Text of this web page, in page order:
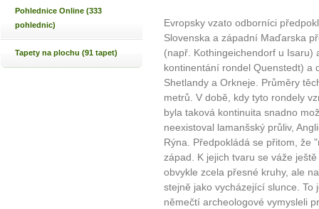
Pohlednice Online (333
pohlednic)
Tapety na plochu (91 tapet)
Evropsky vzato odborníci
Slovenska a západní Maďarska
(např. Kothingeichendorf u
kontinentání rondel Quenstedt) a
Shetlandy a Orkneje. Průměry
metrů. V době, kdy tyto rondely
byla taková kontinuita snadno
neexistoval lamanšský průliv,
Rýna. Předpokládá se přitom, že
západ. K jejich tvaru se váže
obvykle zcela přesné kruhy, ale
stejně jako vycházející slunce. To
němečtí archeologové vymysleli